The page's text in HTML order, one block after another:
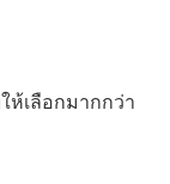
ห้เลือกมากกว่า